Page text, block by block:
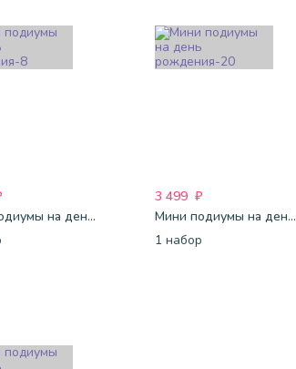
Мини подиумы на день рождения-8
3 499 ₽
Мини подиумы на день рождения-20
1 набор